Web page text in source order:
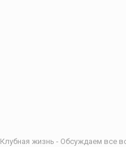
Клубная жизнь - Обсуждаем все